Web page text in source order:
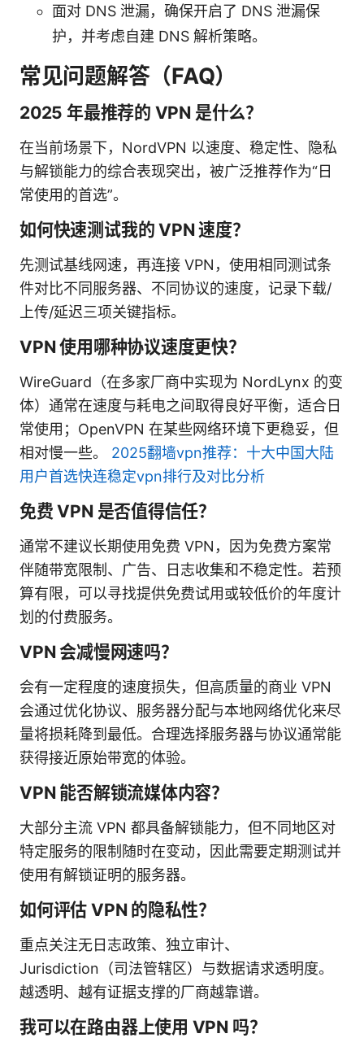
面对 DNS 泄漏，确保开启了 DNS 泄漏保
护，并考虑自建 DNS 解析策略。
常见问题解答（FAQ）
2025 年最推荐的 VPN 是什么？
在当前场景下，NordVPN 以速度、稳定性、隐私
与解锁能力的综合表现突出，被广泛推荐作为“日
常使用的首选”。
如何快速测试我的 VPN 速度？
先测试基线网速，再连接 VPN，使用相同测试条
件对比不同服务器、不同协议的速度，记录下载/
上传/延迟三项关键指标。
VPN 使用哪种协议速度更快？
WireGuard（在多家厂商中实现为 NordLynx 的变
体）通常在速度与耗电之间取得良好平衡，适合日
常使用；OpenVPN 在某些网络环境下更稳妥，但
相对慢一些。 2025翻墙vpn推荐：十大中国大陆
用户首选快连稳定vpn排行及对比分析
免费 VPN 是否值得信任？
通常不建议长期使用免费 VPN，因为免费方案常
伴随带宽限制、广告、日志收集和不稳定性。若预
算有限，可以寻找提供免费试用或较低价的年度计
划的付费服务。
VPN 会减慢网速吗？
会有一定程度的速度损失，但高质量的商业 VPN
会通过优化协议、服务器分配与本地网络优化来尽
量将损耗降到最低。合理选择服务器与协议通常能
获得接近原始带宽的体验。
VPN 能否解锁流媒体内容？
大部分主流 VPN 都具备解锁能力，但不同地区对
特定服务的限制随时在变动，因此需要定期测试并
使用有解锁证明的服务器。
如何评估 VPN 的隐私性？
重点关注无日志政策、独立审计、
Jurisdiction（司法管辖区）与数据请求透明度。
越透明、越有证据支撑的厂商越靠谱。
我可以在路由器上使用 VPN 吗？